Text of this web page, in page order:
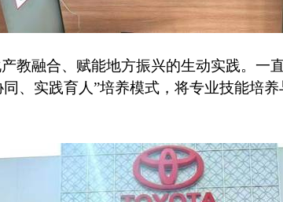
教融合、赋能地方振兴的生动实践。
、实践育人”培养模式，将专业技能培